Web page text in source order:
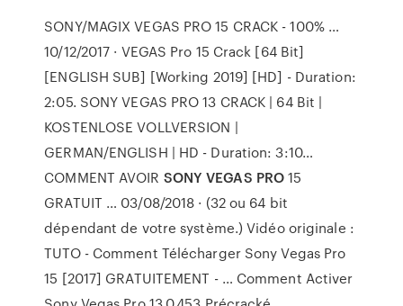
SONY/MAGIX VEGAS PRO 15 CRACK - 100% …
10/12/2017 · VEGAS Pro 15 Crack [64 Bit]
[ENGLISH SUB] [Working 2019] [HD] - Duration:
2:05. SONY VEGAS PRO 13 CRACK | 64 Bit |
KOSTENLOSE VOLLVERSION |
GERMAN/ENGLISH | HD - Duration: 3:10…
COMMENT AVOIR SONY VEGAS PRO15
GRATUIT … 03/08/2018 · (32 ou 64 bit
dépendant de votre système.) Vidéo originale :
TUTO - Comment Télécharger Sony Vegas Pro
15 [2017] GRATUITEMENT - … Comment Activer